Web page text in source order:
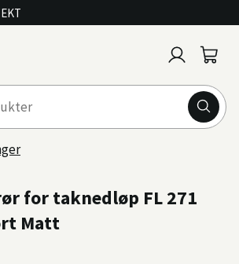
inn
for taknedløp FL 271
Matt